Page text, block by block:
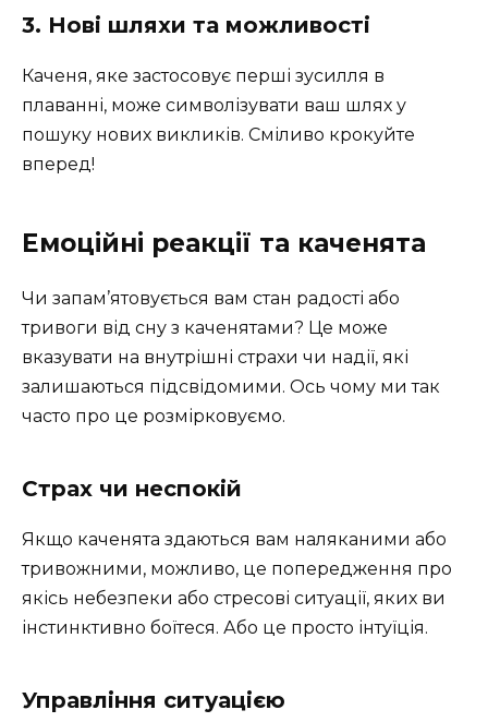
3. Нові шляхи та можливості
Каченя, яке застосовує перші зусилля в
плаванні, може символізувати ваш шлях у
пошуку нових викликів. Сміливо крокуйте
вперед!
Емоційні реакції та каченята
Чи запам’ятовується вам стан радості або
тривоги від сну з каченятами? Це може
вказувати на внутрішні страхи чи надії, які
залишаються підсвідомими. Ось чому ми так
часто про це розмірковуємо.
Страх чи неспокій
Якщо каченята здаються вам наляканими або
тривожними, можливо, це попередження про
якісь небезпеки або стресові ситуації, яких ви
інстинктивно боїтеся. Або це просто інтуїція.
Управління ситуацією